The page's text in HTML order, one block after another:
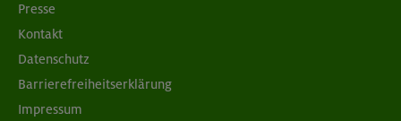
Presse
Kontakt
Datenschutz
Barrierefreiheitserklärung
Impressum